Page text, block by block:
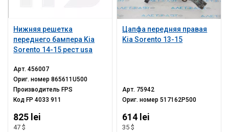
Нижняя решетка
переднего бампера Kia
Sorento 14-15 рест usa
Арт.456007
Ориг. номер865611U500
Производитель FPS
Код FP 4033 911
825 lei
47 $
Цапфа передняя правая
Kia Sorento 13-15
Арт. 75942
Ориг. номер517162P500
614 lei
35 $